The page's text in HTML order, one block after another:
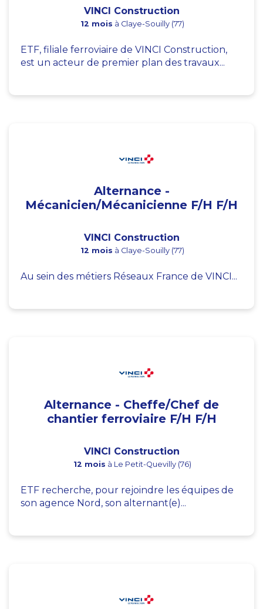
VINCI Construction
12 mois à Claye-Souilly (77)
ETF, filiale ferroviaire de VINCI Construction,
est un acteur de premier plan des travaux...
Alternance -
Mécanicien/Mécanicienne F/H F/H
VINCI Construction
12 mois à Claye-Souilly (77)
Au sein des métiers Réseaux France de VINCI...
Alternance - Cheffe/Chef de
chantier ferroviaire F/H F/H
VINCI Construction
12 mois à Le Petit-Quevilly (76)
ETF recherche, pour rejoindre les équipes de
son agence Nord, son alternant(e)...